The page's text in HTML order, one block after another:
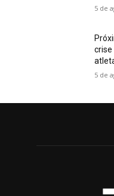
5 de
crise
5 de